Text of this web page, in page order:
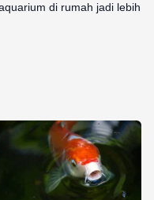
di rumah jadi lebih